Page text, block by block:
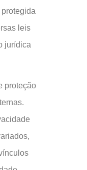
leis
jurídica
proteção